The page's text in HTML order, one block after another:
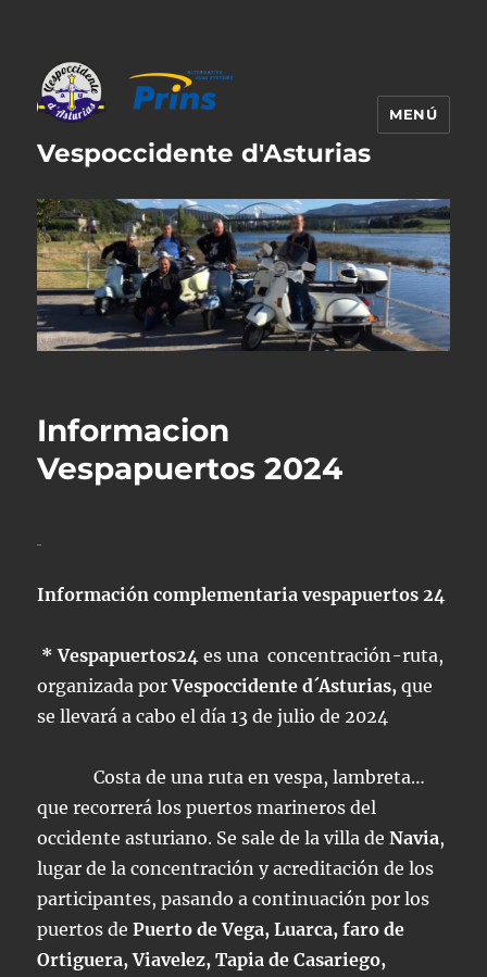
Vespoccidente d'Asturias
MENÚ
Informacion
Vespapuertos 2024
Información complementaria vespapuertos 24
*Vespapuertos24 es una concentración-ruta,
organizada porVespoccidente d´Asturias, que
se llevará a cabo el día 13 de julio de 2024
Costa de una ruta en vespa, lambreta…
que recorrerá los puertos marineros del
occidente asturiano. Se sale de la villa deNavia,
lugar de la concentración y acreditación de los
participantes, pasando a continuación por los
puertos dePuerto de Vega, Luarca, faro de
Ortiguera, Viavelez, Tapia de Casariego,